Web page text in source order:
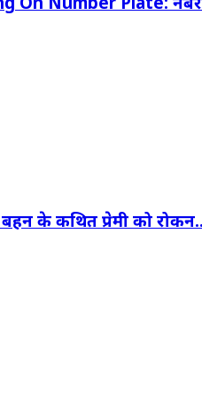
On Number Plate:
के कथित प्रेमी को